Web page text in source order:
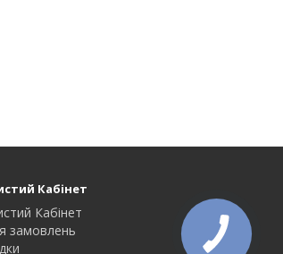
Кабінет
Кабінет
замовлень